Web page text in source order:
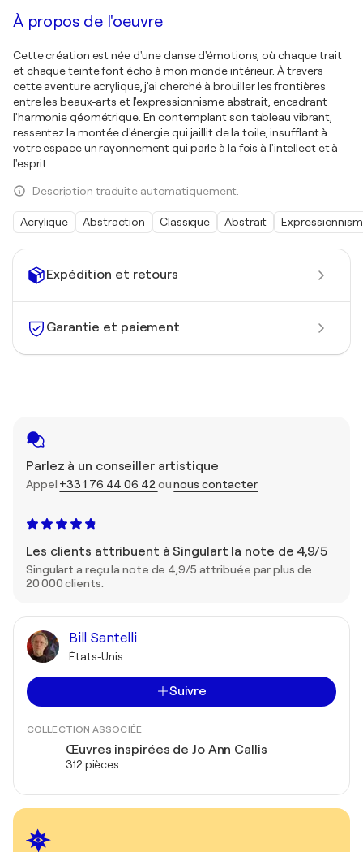
Expédition et retours
Garantie et paiement
Parlez à un conseiller artistique
Appel +33 1 76 44 06 42 ounous contacter
Les clients attribuent à Singulart la note de 4,9/5
Singulart a reçu la note de 4,9/5 attribuée par plus de
20 000 clients.
Bill Santelli
États-Unis
Suivre
COLLECTION ASSOCIÉE
Œuvres inspirées de Jo Ann Callis
312 pièces
À propos de l'oeuvre
Cette création est née d'une danse d'émotions, où chaque trait
et chaque teinte font écho à mon monde intérieur. À travers
cette aventure acrylique, j'ai cherché à brouiller les frontières
entre les beaux-arts et l'expressionnisme abstrait, encadrant
l'harmonie géométrique. En contemplant son tableau vibrant,
ressentez la montée d'énergie qui jaillit de la toile, insufflant à
votre espace un rayonnement qui parle à la fois à l'intellect et à
l'esprit.
Description traduite automatiquement.
Acrylique Abstraction Classique Abstrait